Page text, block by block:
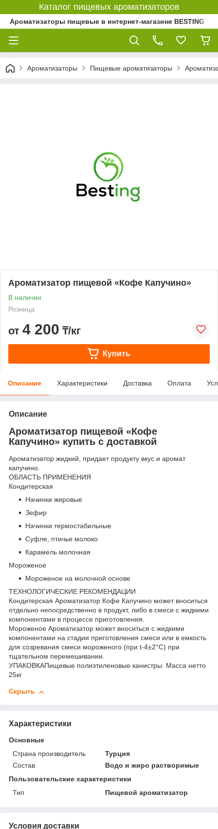
Каталог пищевых ароматизаторов
Ароматизаторы пищевые в интернет-магазине BESTING
Ароматизаторы Пищевые ароматизаторы
Ароматизатор пищевой «Кофе Капучино»
В наличии
Розница
от 4 200 ₸/кг
Купить
Описание Характеристики Доставка Оплата
Описание
Ароматизатор пищевой «Кофе
Капучино» купить с доставкой
Ароматизатор жидкий, придает продукту вкус и аромат
капучино.
ОБЛАСТЬ ПРИМЕНЕНИЯ
Кондитерская
Начинки жировые
Зефир
Начинки термостабильные
Суфле, птичье молоко
Карамель молочная
Мороженое
Мороженое на молочной основе
ТЕХНОЛОГИЧЕСКИЕ РЕКОМЕНДАЦИИ
Кондитерская Ароматизатор Кофе Капучино может вноситься
отдельно непосредственно в продукт, либо в смеси с жидкими
компонентами в процессе приготовления.
Мороженое Ароматизатор может вноситься с жидкими
компонентами на стадии приготовления смеси или в емкость
для созревания смеси мороженого (при t-4±2°C) при
тщательном перемешивании.
УПАКОВКАПищевые полиэтиленовые канистры. Масса нетто
25кг
Скрыть
Характеристики
Основные
Страна производитель
Турция
Состав
Водо и жиро растворимые
Пользовательские характеристики
Тип
Пищевой ароматизатор
Условия доставки